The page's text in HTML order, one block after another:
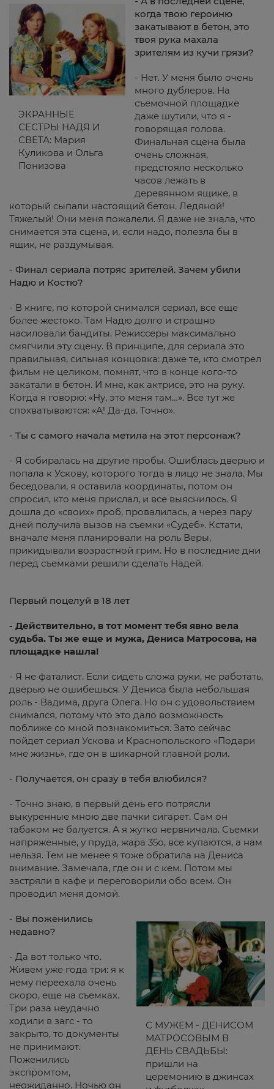
ЭКРАННЫЕ
СЕСТРЫ НАДЯ И
СВЕТА: Мария
Куликова и Ольга
Понизова
когда твою героиню
закатывают в бетон, это
твоя рука махала
зрителям из кучи грязи?
- Нет. У меня было очень
много дублеров. На
съемочной площадке
даже шутили, что я -
говорящая голова.
Финальная сцена была
очень сложная,
предстояло несколько
часов лежать в
деревянном ящике, в
который сыпали настоящий бетон. Ледяной!
Тяжелый! Они меня пожалели. Я даже не знала, что
снимается эта сцена, и, если надо, полезла бы в
ящик, не раздумывая.
- Финал сериала потряс зрителей. Зачем убили
Надю и Костю?
- В книге, по которой снимался сериал, все еще
более жестоко. Там Надю долго и страшно
насиловали бандиты. Режиссеры максимально
смягчили эту сцену. В принципе, для сериала это
правильная, сильная концовка: даже те, кто смотрел
фильм не целиком, помнят, что в конце кого-то
закатали в бетон. И мне, как актрисе, это на руку.
Когда я говорю: «Ну, это меня там…». Все тут же
спохватываются: «А! Да-да. Точно».
- Ты с самого начала метила на этот персонаж?
- Я собиралась на другие пробы. Ошиблась дверью и
попала к Ускову, которого тогда в лицо не знала. Мы
беседовали, я оставила координаты, потом он
спросил, кто меня прислал, и все выяснилось. Я
дошла до «своих» проб, провалилась, а через пару
дней получила вызов на съемки «Судеб». Кстати,
вначале меня планировали на роль Веры,
прикидывали возрастной грим. Но в последние дни
перед съемками решили сделать Надей.
Первый поцелуй в 18 лет
- Действительно, в тот момент тебя явно вела
судьба. Ты же еще и мужа, Дениса Матросова, на
площадке нашла!
- Я не фаталист. Если сидеть сложа руки, не работать,
дверью не ошибешься. У Дениса была небольшая
роль - Вадима, друга Олега. Но он с удовольствием
снимался, потому что это дало возможность
поближе со мной познакомиться. Зато сейчас
пойдет сериал Ускова и Краснопольского «Подари
мне жизнь», где он в шикарной главной роли.
- Получается, он сразу в тебя влюбился?
- Точно знаю, в первый день его потрясли
выкуренные мною две пачки сигарет. Сам он
табаком не балуется. А я жутко нервничала. Съемки
напряженные, у пруда, жара 35о, все купаются, а нам
нельзя. Тем не менее я тоже обратила на Дениса
внимание. Замечала, где он и с кем. Потом мы
застряли в кафе и переговорили обо всем. Он
проводил меня домой.
С МУЖЕМ - ДЕНИСОМ
МАТРОСОВЫМ В
ДЕНЬ СВАДЬБЫ:
пришли на
церемонию в джинсах
- Вы поженились
недавно?
- Да вот только что.
Живем уже года три: я к
нему переехала очень
скоро, еще на съемках.
Три раза неудачно
ходили в загс - то
закрыто, то документы
не принимают.
Поженились
экспромтом,
неожиданно. Ночью он